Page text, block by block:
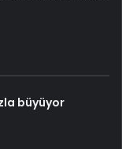
büyüyor